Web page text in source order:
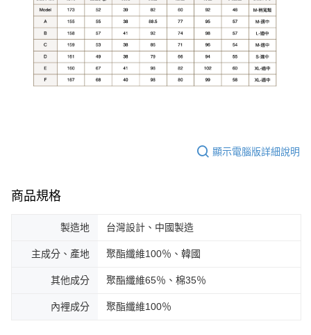
顯示電腦版詳細說明
商品規格
製造地 台灣設計、中國製造
主成分、產地 聚酯纖維100％、韓國
其他成分 聚酯纖維65％、棉35％
內裡成分 聚酯纖維100％